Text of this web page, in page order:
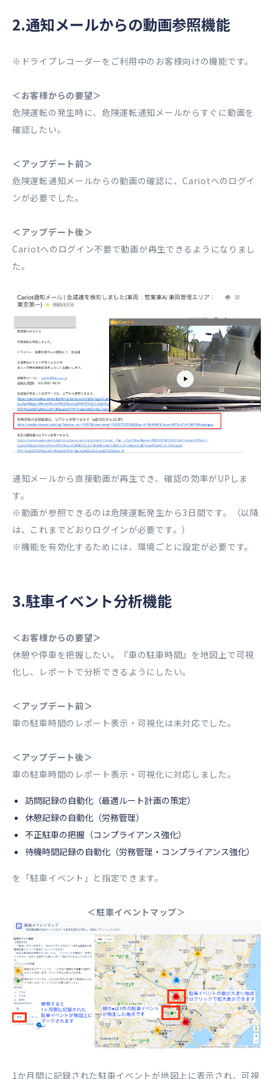
2.通知メールからの動画参照機能
※ドライブレコーダーをご利用中のお客様向けの機能です。
＜お客様からの要望＞
危険運転の発生時に、危険運転通知メールからすぐに動画を
確認したい。
＜アップデート前＞
危険運転通知メールからの動画の確認に、Cariotへのログイ
ンが必要でした。
＜アップデート後＞
Cariotへのログイン不要で動画が再生できるようになりまし
た。
通知メールから直接動画が再生でき、確認の効率がUPしま
す。
※動画が参照できるのは危険運転発生から3日間です。（以降
は、これまでどおりログインが必要です。）
※機能を有効化するためには、環境ごとに設定が必要です。
3.駐車イベント分析機能
＜お客様からの要望＞
休憩や停車を把握したい。『車の駐車時間』を地図上で可視
化し、レポートで分析できるようにしたい。
＜アップデート前＞
車の駐車時間のレポート表示・可視化は未対応でした。
＜アップデート後＞
車の駐車時間のレポート表示・可視化に対応しました。
訪問記録の自動化（最適ルート計画の策定）
休憩記録の自動化（労務管理）
不正駐車の把握（コンプライアンス強化）
待機時間記録の自動化（労務管理・コンプライアンス強化）
を「駐車イベント」と指定できます。
＜駐車イベントマップ＞
1か月間に記録された駐車イベントが地図上に表示され、可視